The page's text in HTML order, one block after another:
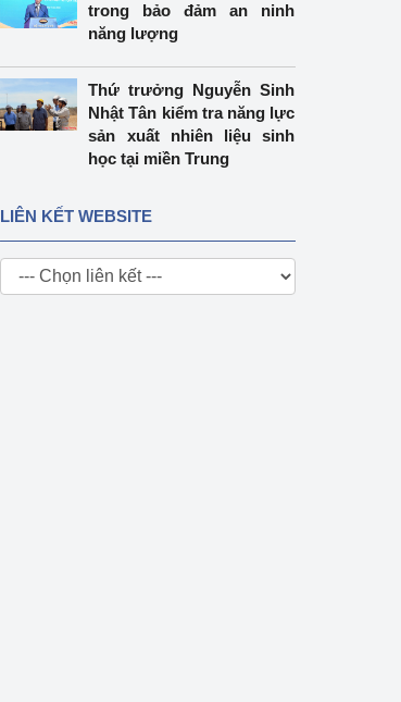
trong bảo đảm an ninh
năng lượng
Thứ trưởng Nguyễn Sinh
Nhật Tân kiểm tra năng lực
sản xuất nhiên liệu sinh
học tại miền Trung
LIÊN KẾT WEBSITE